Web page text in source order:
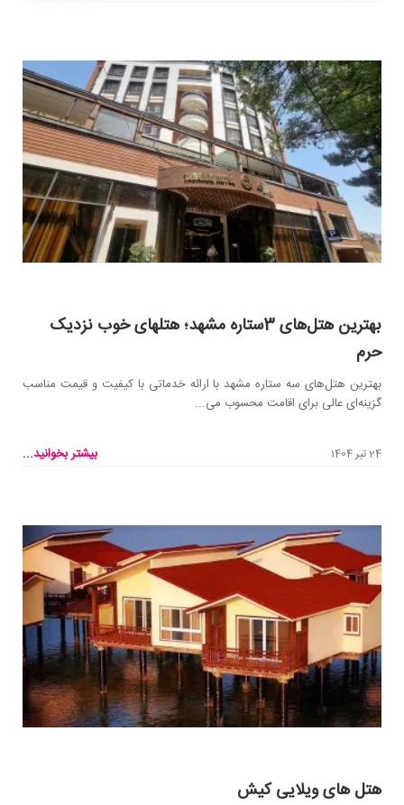
بهترین هتل‌های 3ستاره مشهد؛ هتلهای خوب نزدیک
حرم
بهترین هتل‌های سه ستاره مشهد با ارائه خدماتی با کیفیت و قیمت مناسب
گزینه‌ای عالی برای اقامت محسوب می...
24 تیر 1404 بیشتر بخوانید...
هتل های ویلایی کیش